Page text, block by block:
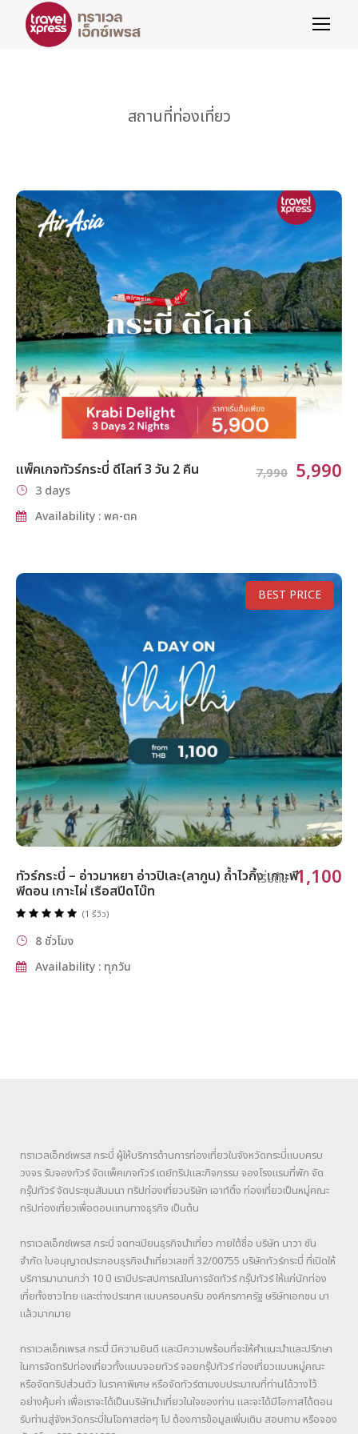
สถานที่ท่องเที่ยว
แพ็คเกจทัวร์กระบี่ ดีไลท์ 3 วัน 2 คืน 7,990 5,990
3 days
Availability : พค-ตค
BEST PRICE
ทัวร์กระบี่ – อ่าวมาหยา อ่าวปิเละ(ลากูน) ถ้ำไวกิ้ง เกาะพี
พีดอน เกาะไผ่ เรือสปีดโบ๊ท
เริ่มต้น 1,100
8 ชั่วโมง
Availability : ทุกวัน
(1 รีวิว)
ทราเวลเอ็กซ์เพรส กระบี่ ผู้ให้บริการด้านการท่องเที่ยวในจังหวัดกระบี่แบบครบ
วงจร รับจองทัวร์ จัดแพ็คเกจทัวร์ เดย์ทริปและกิจกรรม จองโรงแรมที่พัก จัด
กรุ๊ปทัวร์ จัดประชุมสัมมนา ทริปท่องเที่ยวบริษัท เอาท์ติ้ง ท่องเที่ยวเป็นหมู่คณะ
ทริปท่องเที่ยวเพื่อตอบแทนทางธุรกิจ เป็นต้น
ทราเวลเอ็กซ์เพรส กระบี่ จดทะเบียนธุรกิจนำเที่ยว ภายใต้ชื่อ บริษัท นาวา ซัน
จำกัด ใบอนุญาตประกอบธุรกิจนำเที่ยวเลขที่ 32/00755 บริษัททัวร์กระบี่ ที่เปิดให้
บริการมานานกว่า 10 ปี เรามีประสปการณ์ในการจัดทัวร์ กรุ๊ปทัวร์ ให้แก่นักท่อง
เที่ยทั้งชาวไทย และต่างประเทศ แบบครอบครับ องค์กรภาครัฐ ษริษัทเอกชน มา
แล้วมากมาย
ทราเวลเอ็กเพรส กระบี่ มีความยินดี และมีความพร้อมที่จะให้คำแนะนำและปรึกษา
ในการจัดทริปท่องเที่ยวทั้งแบบจอยทัวร์ จอยกรุ๊ปทัวร์ ท่องเที่ยวแบบหมู่คณะ
หรือจัดทริปส่วนตัว ในราคาพิเศษ หรือจัดทัวร์ตามงบประมาณที่ท่านได้วางไว้
อย่างคุ้มค่า เพื่อเราจะได้เป็นบริษัทนำเที่ยวในใจของท่าน และจะได้มีโอกาสได้ตอน
รับท่านสู่จังหวัดกระบี่ในโอกาสต่อๆ ไป ต้องการข้อมูลเพิ่มเติม สอบถาม หรือจอง